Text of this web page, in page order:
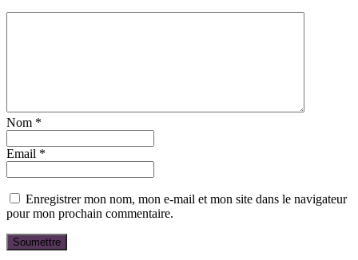
Nom *
Email *
Enregistrer mon nom, mon e-mail et mon site dans le navigateur
pour mon prochain commentaire.